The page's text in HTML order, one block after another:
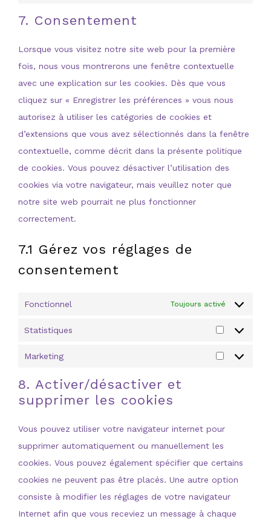
divers
7. Consentement
Lorsque vous visitez notre site web pour la première
fois, nous vous montrerons une fenêtre contextuelle
avec une explication sur les cookies. Dès que vous
cliquez sur « Enregistrer les préférences » vous nous
autorisez à utiliser les catégories de cookies et
d’extensions que vous avez sélectionnés dans la fenêtre
contextuelle, comme décrit dans la présente politique
de cookies. Vous pouvez désactiver l’utilisation des
cookies via votre navigateur, mais veuillez noter que
notre site web pourrait ne plus fonctionner
correctement.
7.1 Gérez vos réglages de
consentement
Fonctionnel Toujours activé
Statistiques
Marketing
8. Activer/désactiver et
supprimer les cookies
Vous pouvez utiliser votre navigateur internet pour
supprimer automatiquement ou manuellement les
cookies. Vous pouvez également spécifier que certains
cookies ne peuvent pas être placés. Une autre option
consiste à modifier les réglages de votre navigateur
Internet afin que vous receviez un message à chaque